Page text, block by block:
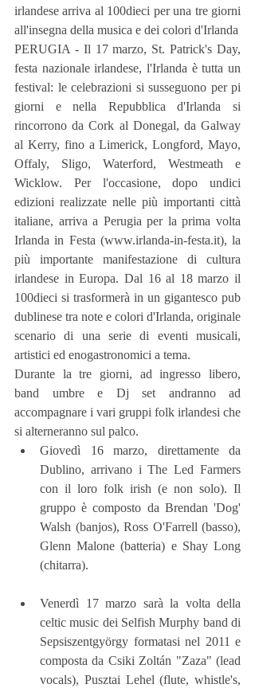
irlandese arriva al 100dieci per una tre giorni
all'insegna della musica e dei colori d'Irlanda
PERUGIA - Il 17 marzo, St. Patrick's Day,
festa nazionale irlandese, l'Irlanda è tutta un
festival: le celebrazioni si susseguono per pi
giorni e nella Repubblica d'Irlanda si
rincorrono da Cork al Donegal, da Galway
al Kerry, fino a Limerick, Longford, Mayo,
Offaly, Sligo, Waterford, Westmeath e
Wicklow. Per l'occasione, dopo undici
edizioni realizzate nelle più importanti città
italiane, arriva a Perugia per la prima volta
Irlanda in Festa (www.irlanda-in-festa.it), la
più importante manifestazione di cultura
irlandese in Europa. Dal 16 al 18 marzo il
100dieci si trasformerà in un gigantesco pub
dublinese tra note e colori d'Irlanda, originale
scenario di una serie di eventi musicali,
artistici ed enogastronomici a tema.
Durante la tre giorni, ad ingresso libero,
band umbre e Dj set andranno ad
accompagnare i vari gruppi folk irlandesi che
si alterneranno sul palco.
Giovedì 16 marzo, direttamente da
Dublino, arrivano i The Led Farmers
con il loro folk irish (e non solo). Il
gruppo è composto da Brendan 'Dog'
Walsh (banjos), Ross O'Farrell (basso),
Glenn Malone (batteria) e Shay Long
(chitarra).
Venerdì 17 marzo sarà la volta della
celtic music dei Selfish Murphy band di
Sepsiszentgyörgy formatasi nel 2011 e
composta da Csiki Zoltán "Zaza" (lead
vocals), Pusztai Lehel (flute, whistle's,